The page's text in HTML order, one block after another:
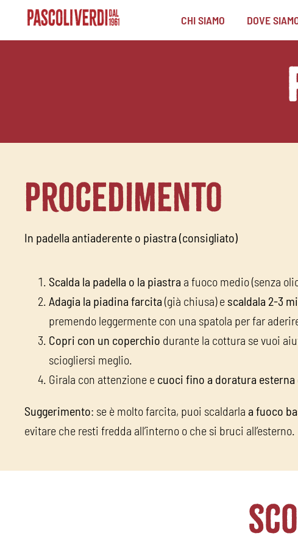
CHI SIAMO DOVE
Procedimento
In padella antiaderente o piastra (consigliato)
Scalda la padella o la piastra a fuoco medio (senza
Adagia la piadina farcita (già chiusa) e scaldala 2-3
premendo leggermente con una spatola per far
Copri con un coperchio durante la cottura se vuoi
sciogliersi meglio.
Girala con attenzione e cuoci fino a doratura
Suggerimento: se è molto farcita, puoi scaldarla a fuoco
evitare che resti fredda all’interno o che si bruci all’esterno.